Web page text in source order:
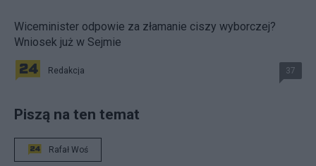
Wiceminister odpowie za złamanie ciszy wyborczej?
Wniosek już w Sejmie
Redakcja 37
Piszą na ten temat
Rafał Woś